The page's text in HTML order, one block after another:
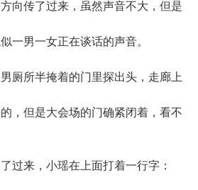
传了过来，虽然声音不大，但是
一男一女正在谈话的声音。
所半掩着的门里探出头，走廊上
，但是大会场的门确紧闭着，看不
来，小瑶在上面打着一行字：